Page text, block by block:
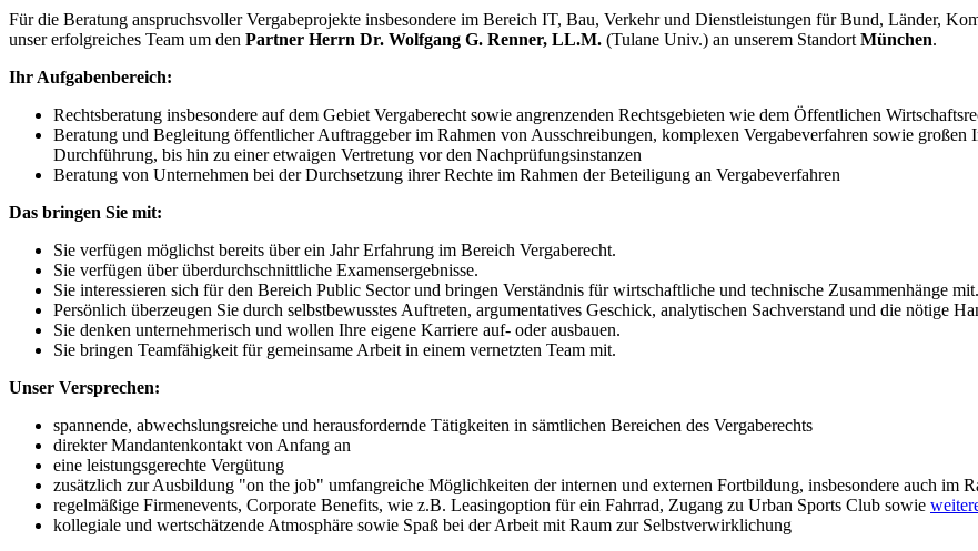
Für die Beratung anspruchsvoller Vergabeprojekte insbesondere im Bereich IT, Bau, Verkehr und Dienstleistungen für Bund, Länder,
unser erfolgreiches Team um den Partner Herrn Dr. Wolfgang G. Renner, LL.M. (Tulane Univ.) an unserem Standort München.
Ihr Aufgabenbereich:
Rechtsberatung insbesondere auf dem Gebiet Vergaberecht sowie angrenzenden Rechtsgebieten wie dem Öffentlichen
Beratung und Begleitung öffentlicher Auftraggeber im Rahmen von Ausschreibungen, komplexen Vergabeverfahren sowie
Durchführung, bis hin zu einer etwaigen Vertretung vor den Nachprüfungsinstanzen
Beratung von Unternehmen bei der Durchsetzung ihrer Rechte im Rahmen der Beteiligung an Vergabeverfahren
Das bringen Sie mit:
Sie verfügen möglichst bereits über ein Jahr Erfahrung im Bereich Vergaberecht.
Sie verfügen über überdurchschnittliche Examensergebnisse.
Sie interessieren sich für den Bereich Public Sector und bringen Verständnis für wirtschaftliche und technische Zusammenhänge mit.
Persönlich überzeugen Sie durch selbstbewusstes Auftreten, argumentatives Geschick, analytischen Sachverstand und die nötige
Sie denken unternehmerisch und wollen Ihre eigene Karriere auf- oder ausbauen.
Sie bringen Teamfähigkeit für gemeinsame Arbeit in einem vernetzten Team mit.
Unser Versprechen:
spannende, abwechslungsreiche und herausfordernde Tätigkeiten in sämtlichen Bereichen des Vergaberechts
direkter Mandantenkontakt von Anfang an
eine leistungsgerechte Vergütung
zusätzlich zur Ausbildung "on the job" umfangreiche Möglichkeiten der internen und externen Fortbildung, insbesondere auch im
regelmäßige Firmenevents, Corporate Benefits, wie z.B. Leasingoption für ein Fahrrad, Zugang zu Urban Sports Club sowie
kollegiale und wertschätzende Atmosphäre sowie Spaß bei der Arbeit mit Raum zur Selbstverwirklichung